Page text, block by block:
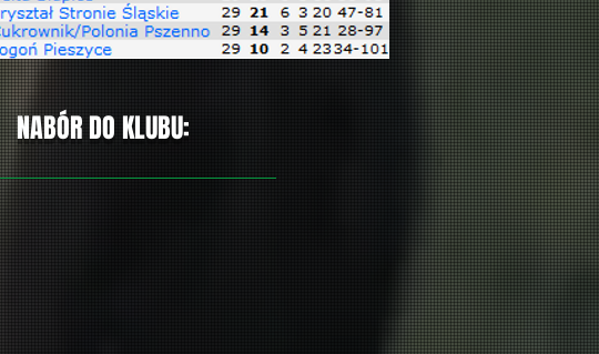
NABÓR DO KLUBU: